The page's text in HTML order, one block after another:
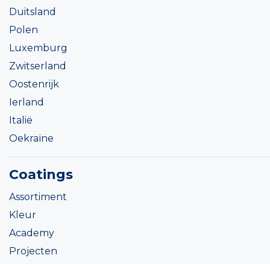
Duitsland
Polen
Luxemburg
Zwitserland
Oostenrijk
Ierland
Italië
Oekraïne
Coatings
Assortiment
Kleur
Academy
Projecten